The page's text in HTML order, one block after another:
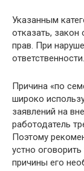
Указанным
отказать, закон
прав. При
ответственности.
Причина «по
широко
заявлений на
работодатель
Поэтому
устно
причины его